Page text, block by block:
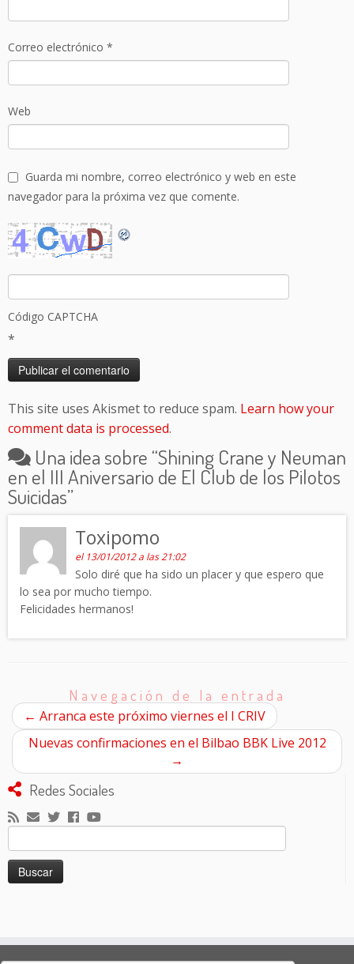
Correo electrónico *
Web
Guarda mi nombre, correo electrónico y web en este
navegador para la próxima vez que comente.
Código CAPTCHA
*
This site uses Akismet to reduce spam. Learn how your
comment data is processed.
Una idea sobre “Shining Crane y Neuman
en el III Aniversario de El Club de los Pilotos
Suicidas”
Toxipomo
el 13/01/2012 a las 21:02
Solo diré que ha sido un placer y que espero que
lo sea por mucho tiempo.
Felicidades hermanos!
Navegación de la entrada
← Arranca este próximo viernes el I CRIV
Nuevas confirmaciones en el Bilbao BBK Live 2012
→
Redes Sociales